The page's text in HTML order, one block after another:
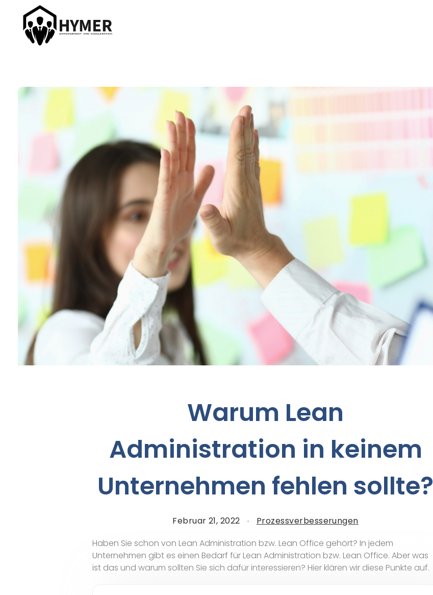
Warum Lean
Administration in keinem
Unternehmen fehlen sollte?
Februar 21, 2022
Prozessverbesserungen
Haben Sie schon von Lean Administration bzw. Lean Office gehört? In jedem
Unternehmen gibt es einen Bedarf für Lean Administration bzw. Lean Office. Aber was
ist das und warum sollten Sie sich dafür interessieren? Hier klären wir diese Punkte auf.